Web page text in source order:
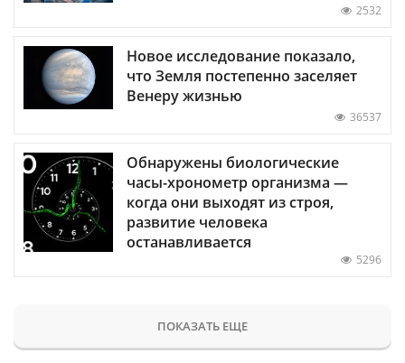
2532
Новое исследование показало,
что Земля постепенно заселяет
Венеру жизнью
36537
Обнаружены биологические
часы-хронометр организма —
когда они выходят из строя,
развитие человека
останавливается
5296
ПОКАЗАТЬ ЕЩЕ